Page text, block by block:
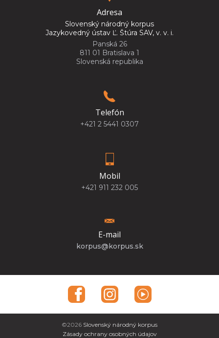
Adresa
Slovenský národný korpus
Jazykovedný ústav Ľ. Štúra SAV, v. v. i.
Panská 26
811 01 Bratislava 1
Slovenská republika
Telefón
+421 2 5441 0307
Mobil
+421 911 232 005
E-mail
korpus@korpus.sk
©2026 Slovenský národný korpus
Zásady ochrany osobných údajov